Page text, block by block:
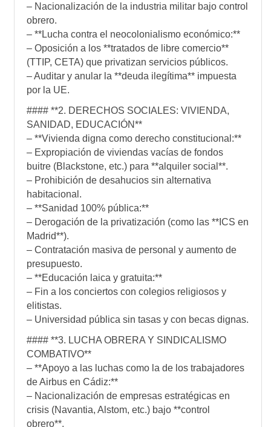
– Nacionalización de la industria militar bajo control
obrero.
– **Lucha contra el neocolonialismo económico:**
– Oposición a los **tratados de libre comercio**
(TTIP, CETA) que privatizan servicios públicos.
– Auditar y anular la **deuda ilegítima** impuesta
por la UE.
#### **2. DERECHOS SOCIALES: VIVIENDA,
SANIDAD, EDUCACIÓN**
– **Vivienda digna como derecho constitucional:**
– Expropiación de viviendas vacías de fondos
buitre (Blackstone, etc.) para **alquiler social**.
– Prohibición de desahucios sin alternativa
habitacional.
– **Sanidad 100% pública:**
– Derogación de la privatización (como las **ICS en
Madrid**).
– Contratación masiva de personal y aumento de
presupuesto.
– **Educación laica y gratuita:**
– Fin a los conciertos con colegios religiosos y
elitistas.
– Universidad pública sin tasas y con becas dignas.
#### **3. LUCHA OBRERA Y SINDICALISMO
COMBATIVO**
– **Apoyo a las luchas como la de los trabajadores
de Airbus en Cádiz:**
– Nacionalización de empresas estratégicas en
crisis (Navantia, Alstom, etc.) bajo **control
obrero**.